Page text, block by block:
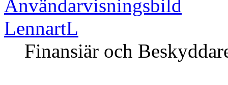
LennartL
Finansiär och